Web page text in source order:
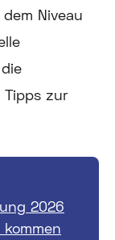
Niveau
zur
2026